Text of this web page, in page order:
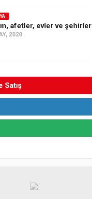
afetler, evler ve şehirler
2020
Satış